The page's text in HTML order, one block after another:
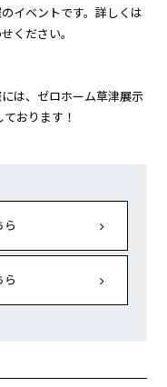
イベントです。詳しくは
ください。
は、ゼロホーム草津展示
おります！
ら
ら